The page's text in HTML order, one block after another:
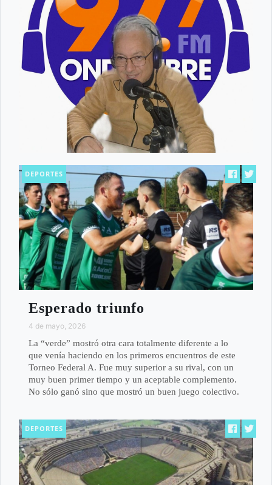
DEPORTES
Esperado triunfo
4 de mayo, 2026
La “verde” mostró otra cara totalmente diferente a lo
que venía haciendo en los primeros encuentros de este
Torneo Federal A. Fue muy superior a su rival, con un
muy buen primer tiempo y un aceptable complemento.
No sólo ganó sino que mostró un buen juego colectivo.
DEPORTES